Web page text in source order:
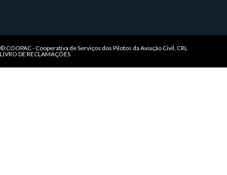
© COOPAC - Cooperativa de Serviços dos Pilotos da Aviação Civil, CRL
LIVRO DE RECLAMAÇÕES